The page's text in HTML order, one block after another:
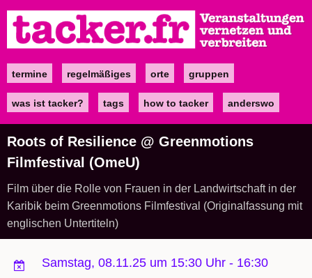
zum
Inhalt
Maintermine regelmäßiges orte gruppen
was ist tacker? tags how to tacker anderswo
Roots of Resilience @ Greenmotions
Filmfestival (OmeU)
Film über die Rolle von Frauen in der Landwirtschaft in der
Karibik beim Greenmotions Filmfestival (Originalfassung mit
englischen Untertiteln)
Samstag, 08.11.25 um 15:30 Uhr - 16:30